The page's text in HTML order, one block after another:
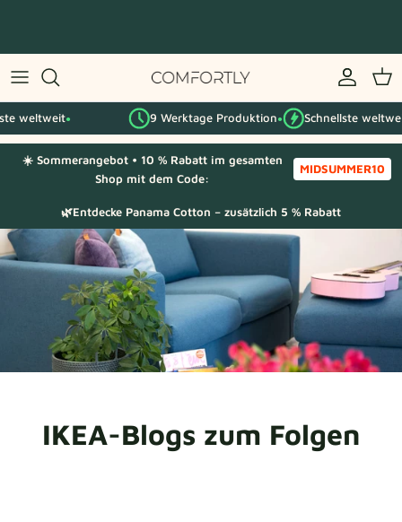
springen
Nach IKEA-Serie
Nach Kategorie
Stoffmuster
Stoffmuster
weltweit● 9 Werktage Produktion● Schnellste weltweit
☀️ Sommerangebot • 10 % Rabatt im gesamten
Shop mit dem Code:
MIDSUMMER10
🌿Entdecke Panama Cotton – zusätzlich 5 % Rabatt
IKEA-Blogs zum Folgen